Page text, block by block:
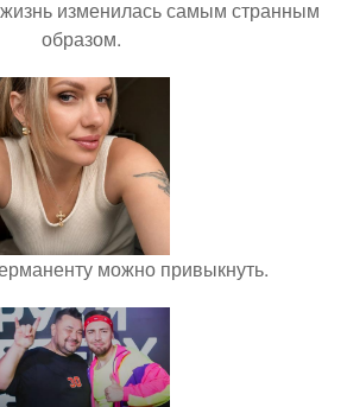
жизнь изменилась самым странным
образом.
можно привыкнуть.